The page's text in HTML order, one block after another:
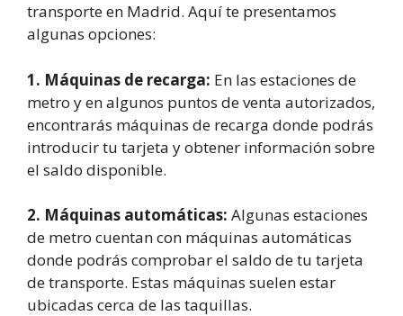
transporte en Madrid. Aquí te presentamos
algunas opciones:
1. Máquinas de recarga: En las estaciones de
metro y en algunos puntos de venta autorizados,
encontrarás máquinas de recarga donde podrás
introducir tu tarjeta y obtener información sobre
el saldo disponible.
2. Máquinas automáticas: Algunas estaciones
de metro cuentan con máquinas automáticas
donde podrás comprobar el saldo de tu tarjeta
de transporte. Estas máquinas suelen estar
ubicadas cerca de las taquillas.